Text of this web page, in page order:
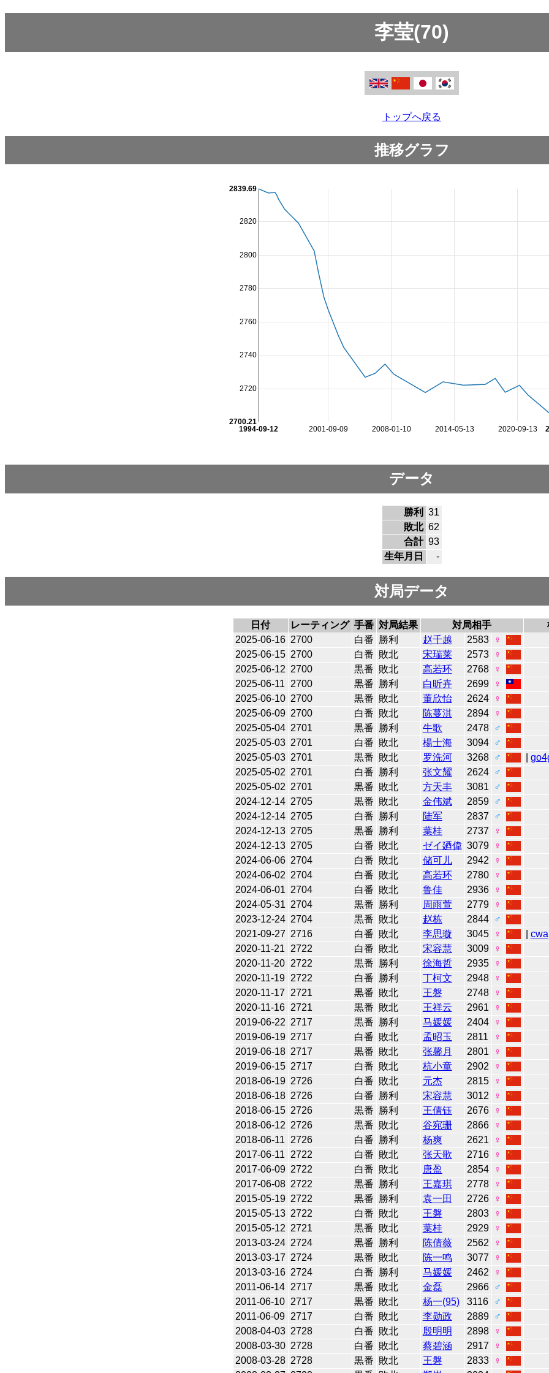
李莹(70)
トップへ戻る
推移グラフ
2001-09-09 2008-01-10 2014-05-13 2020-09-13
1994-09-12
2720
2740
2760
2780
2800
2820
2700.21
2839.69
データ
勝利
31
敗北 62
合計 93
生年月日
-
対局データ
日付 レーティング 手番 対局結果 対局相手
2025-06-16 2700 白番 勝利 赵千越 2583
♀
2025-06-15 2700 白番 敗北 宋瑞莱 2573
♀
2025-06-12 2700 黒番 敗北 高若环 2768
♀
2025-06-11
2700 黒番 勝利 白昕卉 2699
♀
2025-06-10 2700 黒番 敗北 董欣怡 2624
♀
2025-06-09 2700 白番 敗北 陈蔓淇 2894
♀
2025-05-04 2701 黒番 勝利 牛歌 2478
♂
2025-05-03 2701 白番 敗北 楊士海 3094
♂
2025-05-03 2701 黒番 敗北 罗洗河 3268 ♂
2025-05-02 2701 白番 勝利 张文耀 2624
♂
2025-05-02 2701 黒番 敗北 方天丰 3081
♂
2024-12-14 2705 黒番 敗北 金伟斌 2859
♂
2024-12-14 2705 白番 勝利 陆军 2837
♂
2024-12-13 2705 黒番 勝利 葉桂 2737
♀
2024-12-13 2705 白番 敗北 ゼイ廼偉 3079
♀
2024-06-06 2704 白番 敗北 储可儿 2942
♀
2024-06-02 2704 白番 敗北 高若环 2780
♀
2024-06-01 2704 白番 敗北 鲁佳 2936
♀
2024-05-31 2704 黒番 勝利 周雨萱 2779
♀
2023-12-24 2704 黒番 敗北 赵栋 2844
♂
2021-09-27 2716 白番 敗北 李思璇 3045 ♀ cwa
2020-11-21
2722 白番 敗北 宋容慧 3009
♀
2020-11-20
2722 黒番 勝利 徐海哲 2935
♀
2020-11-19
2722 白番 勝利 丁柯文 2948
♀
2020-11-17
2721 黒番 敗北 王磐 2748
♀
2020-11-16
2721 黒番 敗北 王祥云 2961
♀
2019-06-22 2717 黒番 勝利 马媛媛 2404
♀
2019-06-19 2717 白番 敗北 孟昭玉 2811
♀
2019-06-18 2717 黒番 敗北 张馨月 2801
♀
2019-06-15 2717 白番 敗北 杭小童 2902
♀
2018-06-19 2726 白番 敗北 元杰 2815
♀
2018-06-18 2726 白番 勝利 宋容慧 3012
♀
2018-06-15 2726 黒番 勝利 王倩钰 2676
♀
2018-06-12 2726 黒番 敗北 谷宛珊 2866
♀
2018-06-11
2726 白番 勝利 杨爽 2621
♀
2017-06-11
2722 白番 敗北 张天歌 2716
♀
2017-06-09 2722 白番 敗北 唐盈 2854
♀
2017-06-08 2722 黒番 勝利 王嘉琪 2778
♀
2015-05-19 2722 黒番 勝利 袁一田 2726
♀
2015-05-13 2722 白番 敗北 王磐 2803
♀
2015-05-12 2721 黒番 敗北 葉桂 2929
♀
2013-03-24 2724 黒番 勝利 陈倩薇 2562
♀
2013-03-17 2724 黒番 敗北 陈一鸣 3077
♀
2013-03-16 2724 白番 勝利 马媛媛 2462
♀
2011-06-14
2717 黒番 敗北 金磊 2966
♂
2011-06-10
2717 黒番 敗北 杨一(95) 3116
♂
2011-06-09
2717 白番 敗北 李勋政 2889
♂
2008-04-03 2728 白番 敗北 殷明明 2898
♀
2008-03-30 2728 白番 敗北 蔡碧涵 2917
♀
2008-03-28 2728 黒番 敗北 王磐 2833
♀